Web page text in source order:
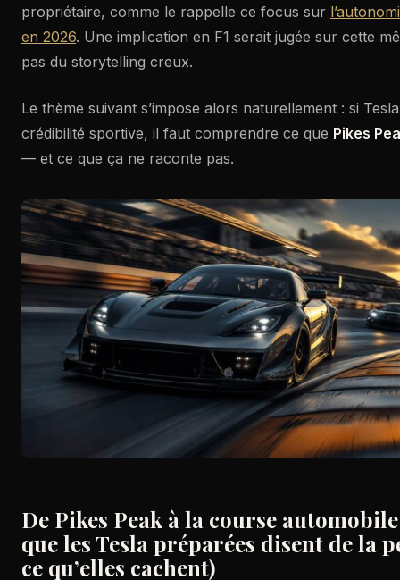
propriétaire, comme le rappelle ce focus sur
en 2026. Une implication en F1 serait jugée sur cette
pas du storytelling creux.
Le thème suivant s’impose alors naturellement : si
crédibilité sportive, il faut comprendre ce que Pikes
— et ce que ça ne raconte pas.
De Pikes Peak à la course
que les Tesla préparées disent de la
ce qu’elles cachent)